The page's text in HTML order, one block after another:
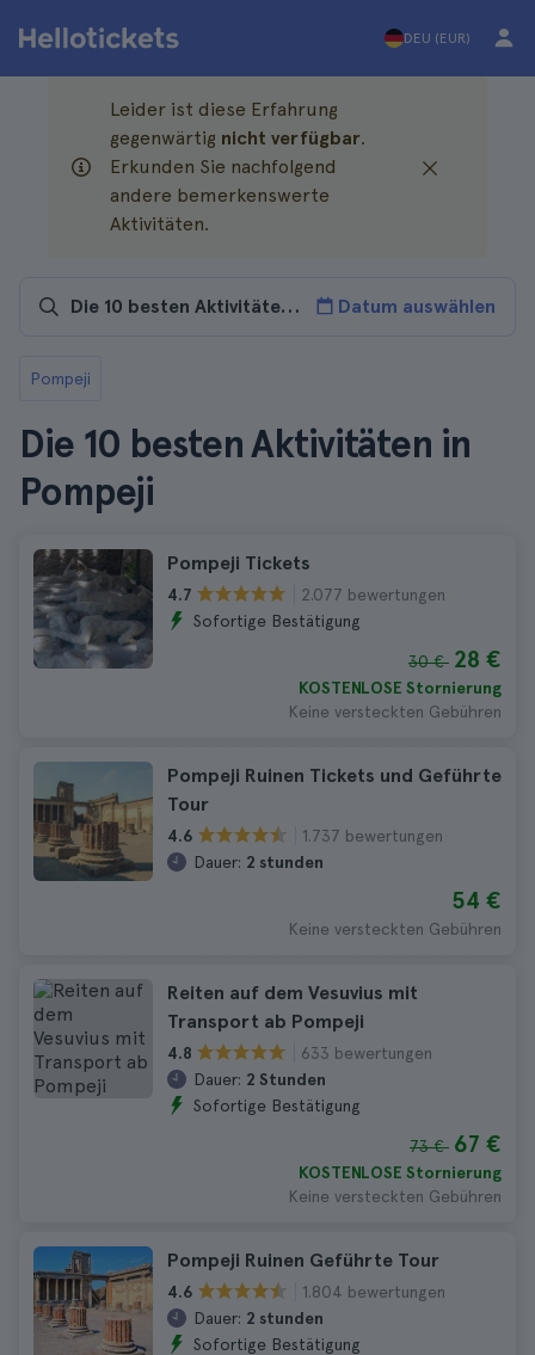
DEU (EUR)
Leider ist diese Erfahrung
gegenwärtig nicht verfügbar.
Erkunden Sie nachfolgend
andere bemerkenswerte
Aktivitäten.
Datum auswählen
Pompeji
Die 10 besten Aktivitäten in
Pompeji
Pompeji Tickets
4.7
2.077 bewertungen
Sofortige Bestätigung
30 € 28 €
KOSTENLOSE Stornierung
Keine versteckten Gebühren
Pompeji Ruinen Tickets und Geführte
Tour
4.6
1.737 bewertungen
Dauer: 2 stunden
54 €
Keine versteckten Gebühren
Reiten auf dem Vesuvius mit
Transport ab Pompeji
4.8
633 bewertungen
Dauer: 2 Stunden
Sofortige Bestätigung
73 € 67 €
KOSTENLOSE Stornierung
Keine versteckten Gebühren
Pompeji Ruinen Geführte Tour
4.6
1.804 bewertungen
Dauer: 2 stunden
Sofortige Bestätigung